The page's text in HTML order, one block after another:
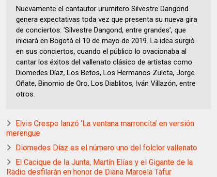
Nuevamente el cantautor urumitero Silvestre Dangond
genera expectativas toda vez que presenta su nueva gira
de conciertos: ‘Silvestre Dangond, entre grandes’, que
iniciará en Bogotá el 10 de mayo de 2019. La idea surgió
en sus conciertos, cuando el público lo ovacionaba al
cantar los éxitos del vallenato clásico de artistas como
Diomedes Díaz, Los Betos, Los Hermanos Zuleta, Jorge
Oñate, Binomio de Oro, Los Diablitos, Iván Villazón, entre
otros.
Elvis Crespo lanzó ‘La ventana marroncita’ en versión
merengue
Diomedes Díaz es el número uno del folclor vallenato
El Cacique de la Junta, Martín Elías y el Gigante de la
Radio desfilarán en honor de Diana Marcela Tafur